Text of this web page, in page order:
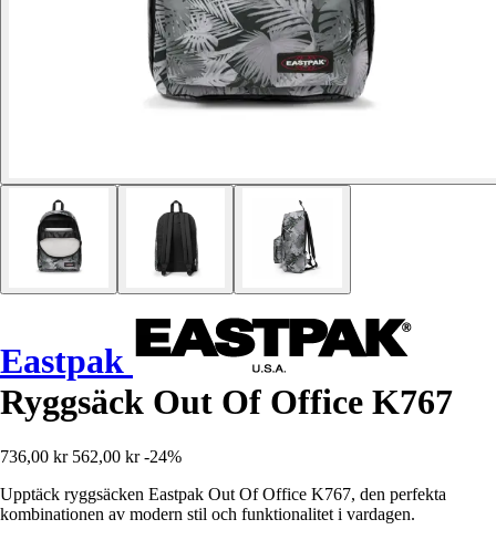
Eastpak
Ryggsäck Out Of Office K767
736,00 kr 562,00 kr -24%
Upptäck ryggsäcken Eastpak Out Of Office K767, den perfekta
kombinationen av modern stil och funktionalitet i vardagen.